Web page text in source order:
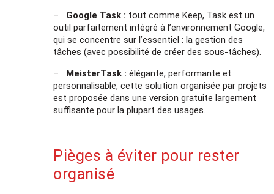
–
Google Task : tout comme Keep, Task est un
outil parfaitement intégré à l’environnement Google,
qui se concentre sur l’essentiel : la gestion des
tâches (avec possibilité de créer des sous-tâches).
–
MeisterTask :élégante, performante et
personnalisable, cette solution organisée par projets
est proposée dans une version gratuite largement
suffisante pour la plupart des usages.
Pièges à éviter pour rester
organisé